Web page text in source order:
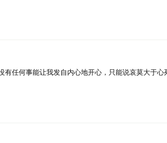
有任何事能让我发自内心地开心，只能说哀莫大于心